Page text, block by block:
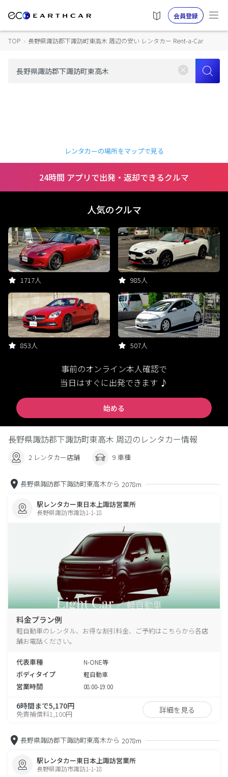
会員登録
TOP › 長野県諏訪郡下諏訪町東高木 周辺の安い レンタカー Rent-a-Car
レンタカーの場所をマップで見る
24時間 アプリで出発・返却できるクルマ
人気のクルマ
1717人 985人
853人 507人
事前のオンライン本人確認で
当日はすぐに出発できます ♪
始める
長野県諏訪郡下諏訪町東高木 周辺のレンタカー情報
2 レンタカー店舗 9 車種
長野県諏訪郡下諏訪町東高木から 2078m
駅レンタカー東日本上諏訪営業所
長野県諏訪市諏訪1-1-18
料金プラン例
軽自動車のレンタル、お得な割引料金、ご予約はこちらから各店
舗お電話ください。
代表車種 N-ONE等
ボディタイプ 軽自動車
営業時間 08:00-19:00
6時間まで5,170円
免責補償料1,100円 詳細を見る
長野県諏訪郡下諏訪町東高木から 2078m
駅レンタカー東日本上諏訪営業所
長野県諏訪市諏訪1-1-18